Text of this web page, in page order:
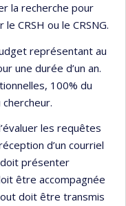
la recherche pour
CRSH ou le CRSNG.
représentant au
une durée d’un an.
100% du
les requêtes
d’un courriel
présenter
être accompagnée
doit être transmis